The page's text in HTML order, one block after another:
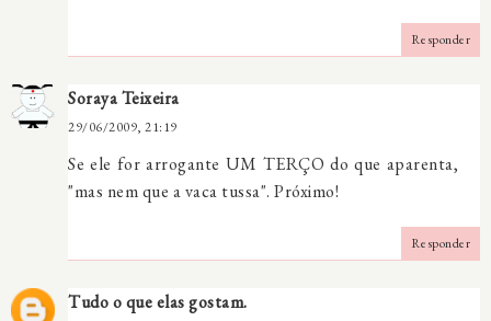
Responder
Soraya Teixeira
29/06/2009, 21:19
Se ele for arrogante UM TERÇO do que aparenta,
"mas nem que a vaca tussa". Próximo!
Responder
Tudo o que elas gostam.